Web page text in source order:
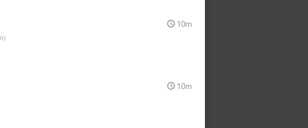
10m
)
10m